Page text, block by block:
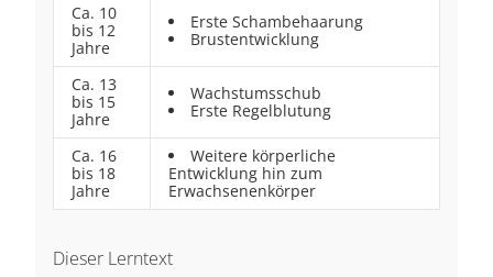
Ca. 10
bis 12
Jahre
Erste Schambehaarung
Brustentwicklung
Ca. 13
bis 15
Jahre
Wachstumsschub
Erste Regelblutung
Ca. 16
bis 18
Jahre
Weitere körperliche
Entwicklung hin zum
Erwachsenenkörper
Dieser Lerntext